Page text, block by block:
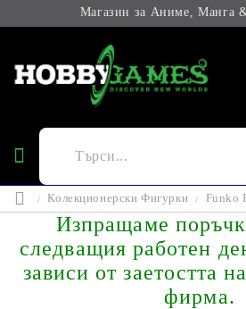
Магазин за Аниме, Манга
Колекционерски Фигурки Funko
Изпращаме
следващия работен
зависи от заетостта
фирма.